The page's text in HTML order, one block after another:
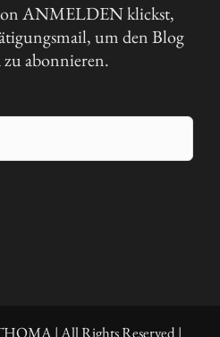
ANMELDEN klickst,
um den Blog
abonnieren.
| All Rights Reserved |